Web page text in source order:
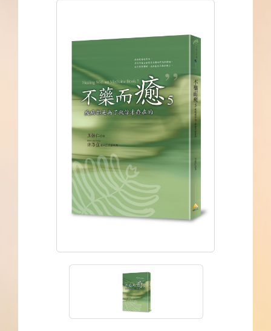
影音書
關於我們
聯絡客服
下載APP
常見問題